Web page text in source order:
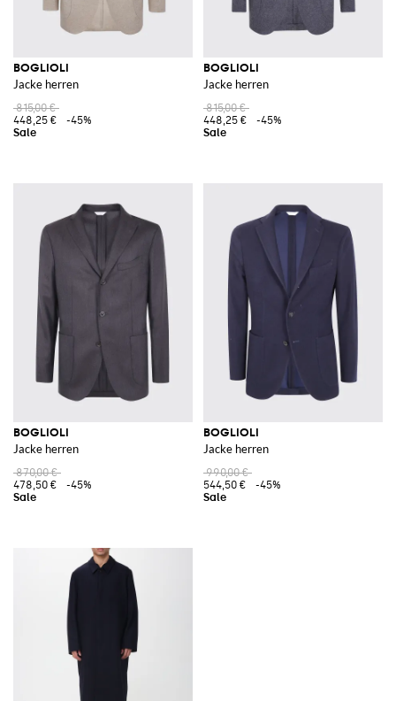
BOGLIOLI
Jacke herren
815,00 €
448,25 €
-45%
BOGLIOLI
Jacke herren
815,00 €
448,25 €
-45%
BOGLIOLI
Jacke herren
870,00 €
478,50 €
-45%
BOGLIOLI
Jacke herren
990,00 €
544,50 €
-45%